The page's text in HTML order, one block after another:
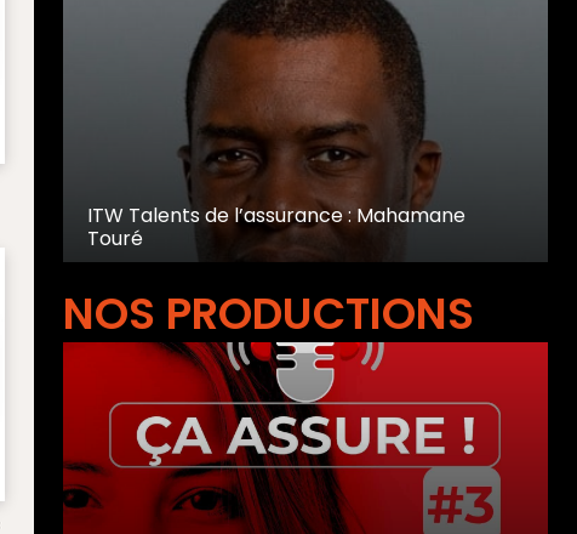
ITW Talents de l’assurance : Mahamane
Touré
NOS PRODUCTIONS